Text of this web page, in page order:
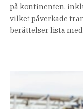
på kontinenten,
vilket påverkade
berättelser lista med